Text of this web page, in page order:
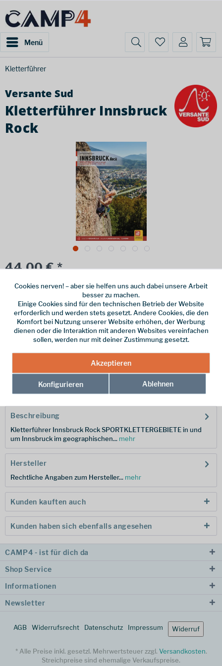
Menü
Kletterführer
Versante Sud
Kletterführer Innsbruck
Rock
44,00 € *
Ladenabholung
vorrätig | Lieferzeit 1-3 Werktage
In denWarenkorb
Hersteller-Nr.:
Beschreibung
Kletterführer Innsbruck Rock SPORTKLETTERGEBIETE in und
um Innsbruck im geographischen... mehr
Hersteller
Rechtliche Angaben zum Hersteller... mehr
Kunden kauften auch
Kunden haben sich ebenfalls angesehen
CAMP4 - ist für dich da
Shop Service
Informationen
Newsletter
AGB Widerrufsrecht Datenschutz Impressum Widerruf
* Alle Preise inkl. gesetzl. Mehrwertsteuer zzgl. Versandkosten.
Streichpreise sind ehemalige Verkaufspreise.
Cookies nerven! – aber sie helfen uns auch dabei unsere Arbeit
besser zu machen.
Einige Cookies sind für den technischen Betrieb der Website
erforderlich und werden stets gesetzt. Andere Cookies, die den
Komfort bei Nutzung unserer Website erhöhen, der Werbung
dienen oder die Interaktion mit anderen Websites vereinfachen
sollen, werden nur mit deiner Zustimmung gesetzt.
Akzeptieren
Konfigurieren Ablehnen